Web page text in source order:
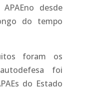
desde
do tempo
foram os
foi
do Estado